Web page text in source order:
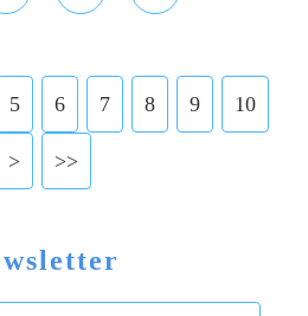
5 6 7 8 9 10
> >>